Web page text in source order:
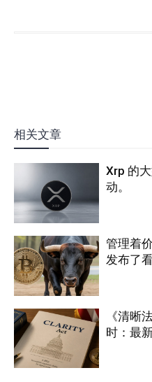
相关文章
Xrp 的
动。
管理着
发布了
《清晰
时：最